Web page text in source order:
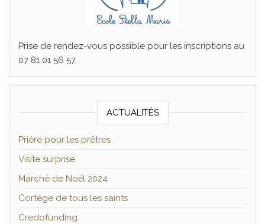
Prise de rendez-vous possible pour les inscriptions au
07 81 01 56 57.
ACTUALITÉS
Prière pour les prêtres
Visite surprise
Marché de Noël 2024
Cortège de tous les saints
Credofunding